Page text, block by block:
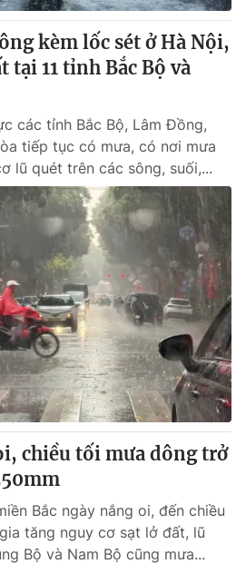
kèm lốc sét ở Hà Nội,
tại 11 tỉnh Bắc Bộ và
các tỉnh Bắc Bộ, Lâm Đồng,
tiếp tục có mưa, có nơi mưa
lũ quét trên các sông, suối,...
chiều tối mưa dông trở
Bắc ngày nắng oi, đến chiều
tăng nguy cơ sạt lở đất, lũ
Bộ và Nam Bộ cũng mưa...